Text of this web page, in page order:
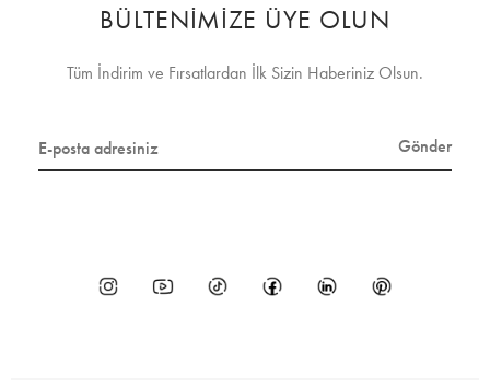
BÜLTENİMİZE ÜYE OLUN
Tüm İndirim ve Fırsatlardan İlk Sizin Haberiniz Olsun.
Gönder